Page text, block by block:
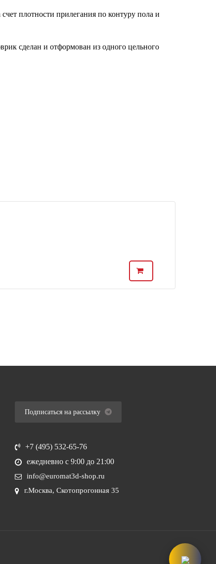
плотности прилегания по контуру пола и
сделан и отформован из одного цельного
Подписаться на рассылку
+7 (495) 532-65-76
ежедневно с 9:00 до 21:00
info@euromat3d-shop.ru
г.Москва, Скотопрогонная 35